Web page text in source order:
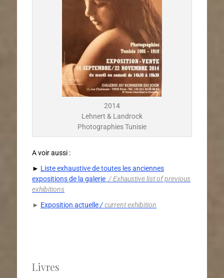
2014
Lehnert & Landrock
Photographies Tunisie
A voir aussi :
► Liste exhaustive de toutes les anciennes
expositions de la galerie /Exhaustive list of previous
exhibitions
► Exposition actuelle/current exhibition
Livres